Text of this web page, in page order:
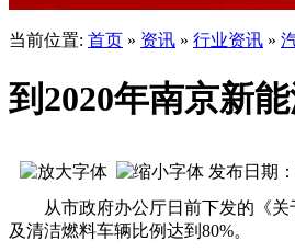
当前位置: 首页 » 资讯 » 行业资讯 »
到2020年南京新
发布日期
从市政府办公厅日前下发的《关于
及清洁燃料车辆比例达到80%。